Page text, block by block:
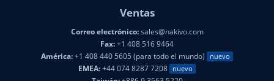
Ventas
Correo electrónico:sales@nakivo.com
Fax:+1 408 516 9464
América:+1 408 440 5605 (para todo el mundo) nuevo
EMEA:+44 074 8287 7208 nuevo